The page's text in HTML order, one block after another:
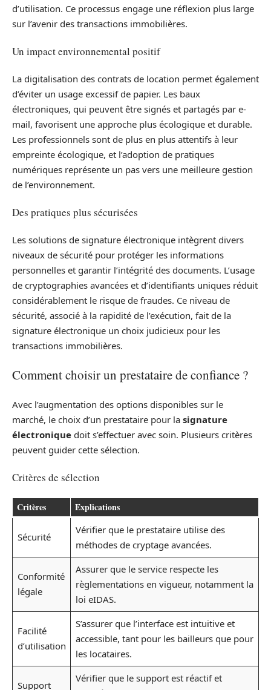
d’utilisation. Ce processus engage une réflexion plus large
sur l’avenir des transactions immobilières.
Un impact environnemental positif
La digitalisation des contrats de location permet également
d’éviter un usage excessif de papier. Les baux
électroniques, qui peuvent être signés et partagés par e-
mail, favorisent une approche plus écologique et durable.
Les professionnels sont de plus en plus attentifs à leur
empreinte écologique, et l’adoption de pratiques
numériques représente un pas vers une meilleure gestion
de l’environnement.
Des pratiques plus sécurisées
Les solutions de signature électronique intègrent divers
niveaux de sécurité pour protéger les informations
personnelles et garantir l’intégrité des documents. L’usage
de cryptographies avancées et d’identifiants uniques réduit
considérablement le risque de fraudes. Ce niveau de
sécurité, associé à la rapidité de l’exécution, fait de la
signature électronique un choix judicieux pour les
transactions immobilières.
Comment choisir un prestataire de confiance ?
Avec l’augmentation des options disponibles sur le
marché, le choix d’un prestataire pour la signature
électronique doit s’effectuer avec soin. Plusieurs critères
peuvent guider cette sélection.
Critères de sélection
Critères Explications
Sécurité
Vérifier que le prestataire utilise des
méthodes de cryptage avancées.
Conformité
légale
Assurer que le service respecte les
règlementations en vigueur, notamment la
loi eIDAS.
Facilité
d’utilisation
S’assurer que l’interface est intuitive et
accessible, tant pour les bailleurs que pour
les locataires.
Support
Vérifier que le support est réactif et